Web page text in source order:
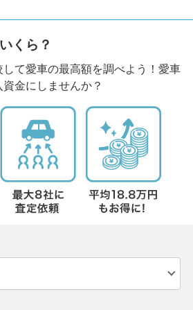
くら？
て愛車の最高額を調べよう！愛車
金にしませんか？